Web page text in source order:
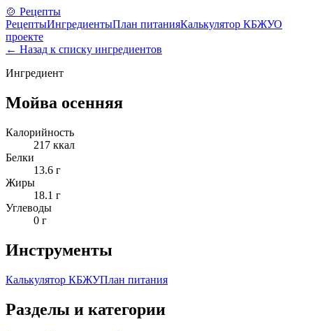
🍲 Рецепты
РецептыИнгредиентыПлан питанияКалькулятор КБЖУО
проекте
← Назад к списку ингредиентов
Ингредиент
Мойва осенняя
Калорийность
217 ккал
Белки
13.6 г
Жиры
18.1 г
Углеводы
0 г
Инструменты
Калькулятор КБЖУПлан питания
Разделы и категории